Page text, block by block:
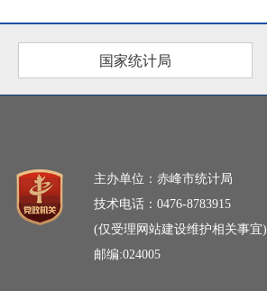
国家统计局
主办单位：赤峰市统计局
技术电话：0476-8783915
(仅受理网站建设维护相关事宜)
邮编:024005